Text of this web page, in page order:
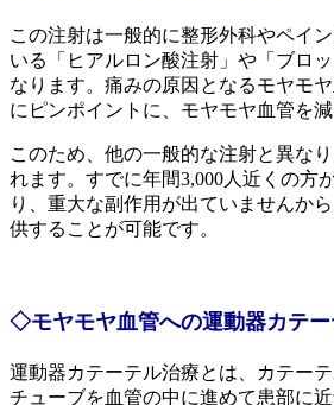
この注射は一般的に整形外科やペイ
いる「ヒアルロン酸注射」や「ブロ
なります。痛みの原因となるモヤモ
にピンポイントに、モヤモヤ血管を
このため、他の一般的な注射と異な
れます。すでに年間3,000人近くの方
り、重大な副作用が出ていませんか
供することが可能です。
◇モヤモヤ血管への運動器カテー
運動器カテーテル治療とは、カテー
チューブを血管の中に進めて患部に